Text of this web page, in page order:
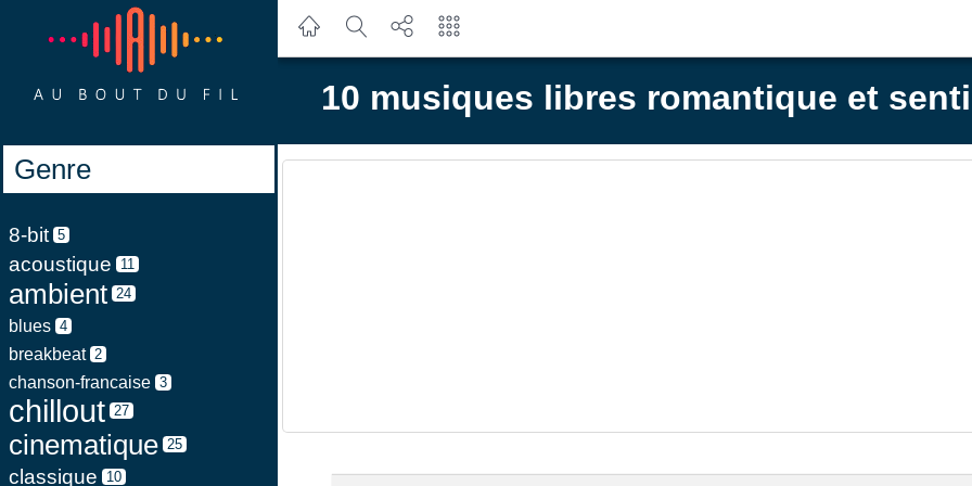
Genre
8-bit 5
acoustique 11
ambient 24
blues 4
breakbeat 2
chanson-francaise 3
chillout 27
cinematique 25
classique 10
10 musiques libres romantique et